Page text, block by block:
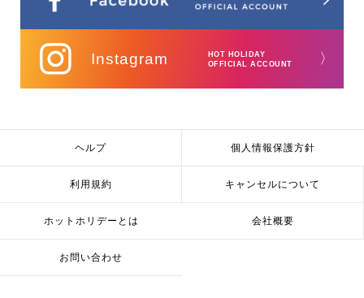
Instagram
HOT HOLIDAY
OFFICIAL ACCOUNT
〉
ヘルプ 個人情報保護方針
利用規約 キャンセルについて
ホットホリデーとは 会社概要
お問い合わせ